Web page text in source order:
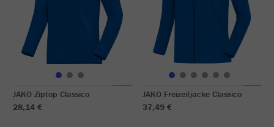
JAKO Ziptop Classico
28,14 €
JAKO Freizeitjacke Classico
37,49 €